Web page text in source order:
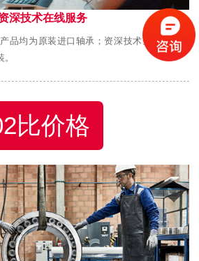
深技术在线服务
品均为原装进口轴承；资深技术全程跟踪使
比价格